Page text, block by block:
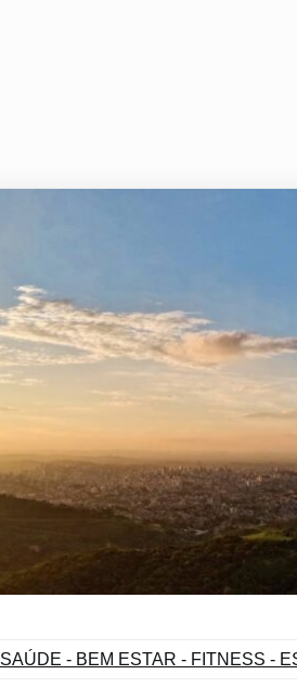
SAÚDE - BEM ESTAR - FITNESS -